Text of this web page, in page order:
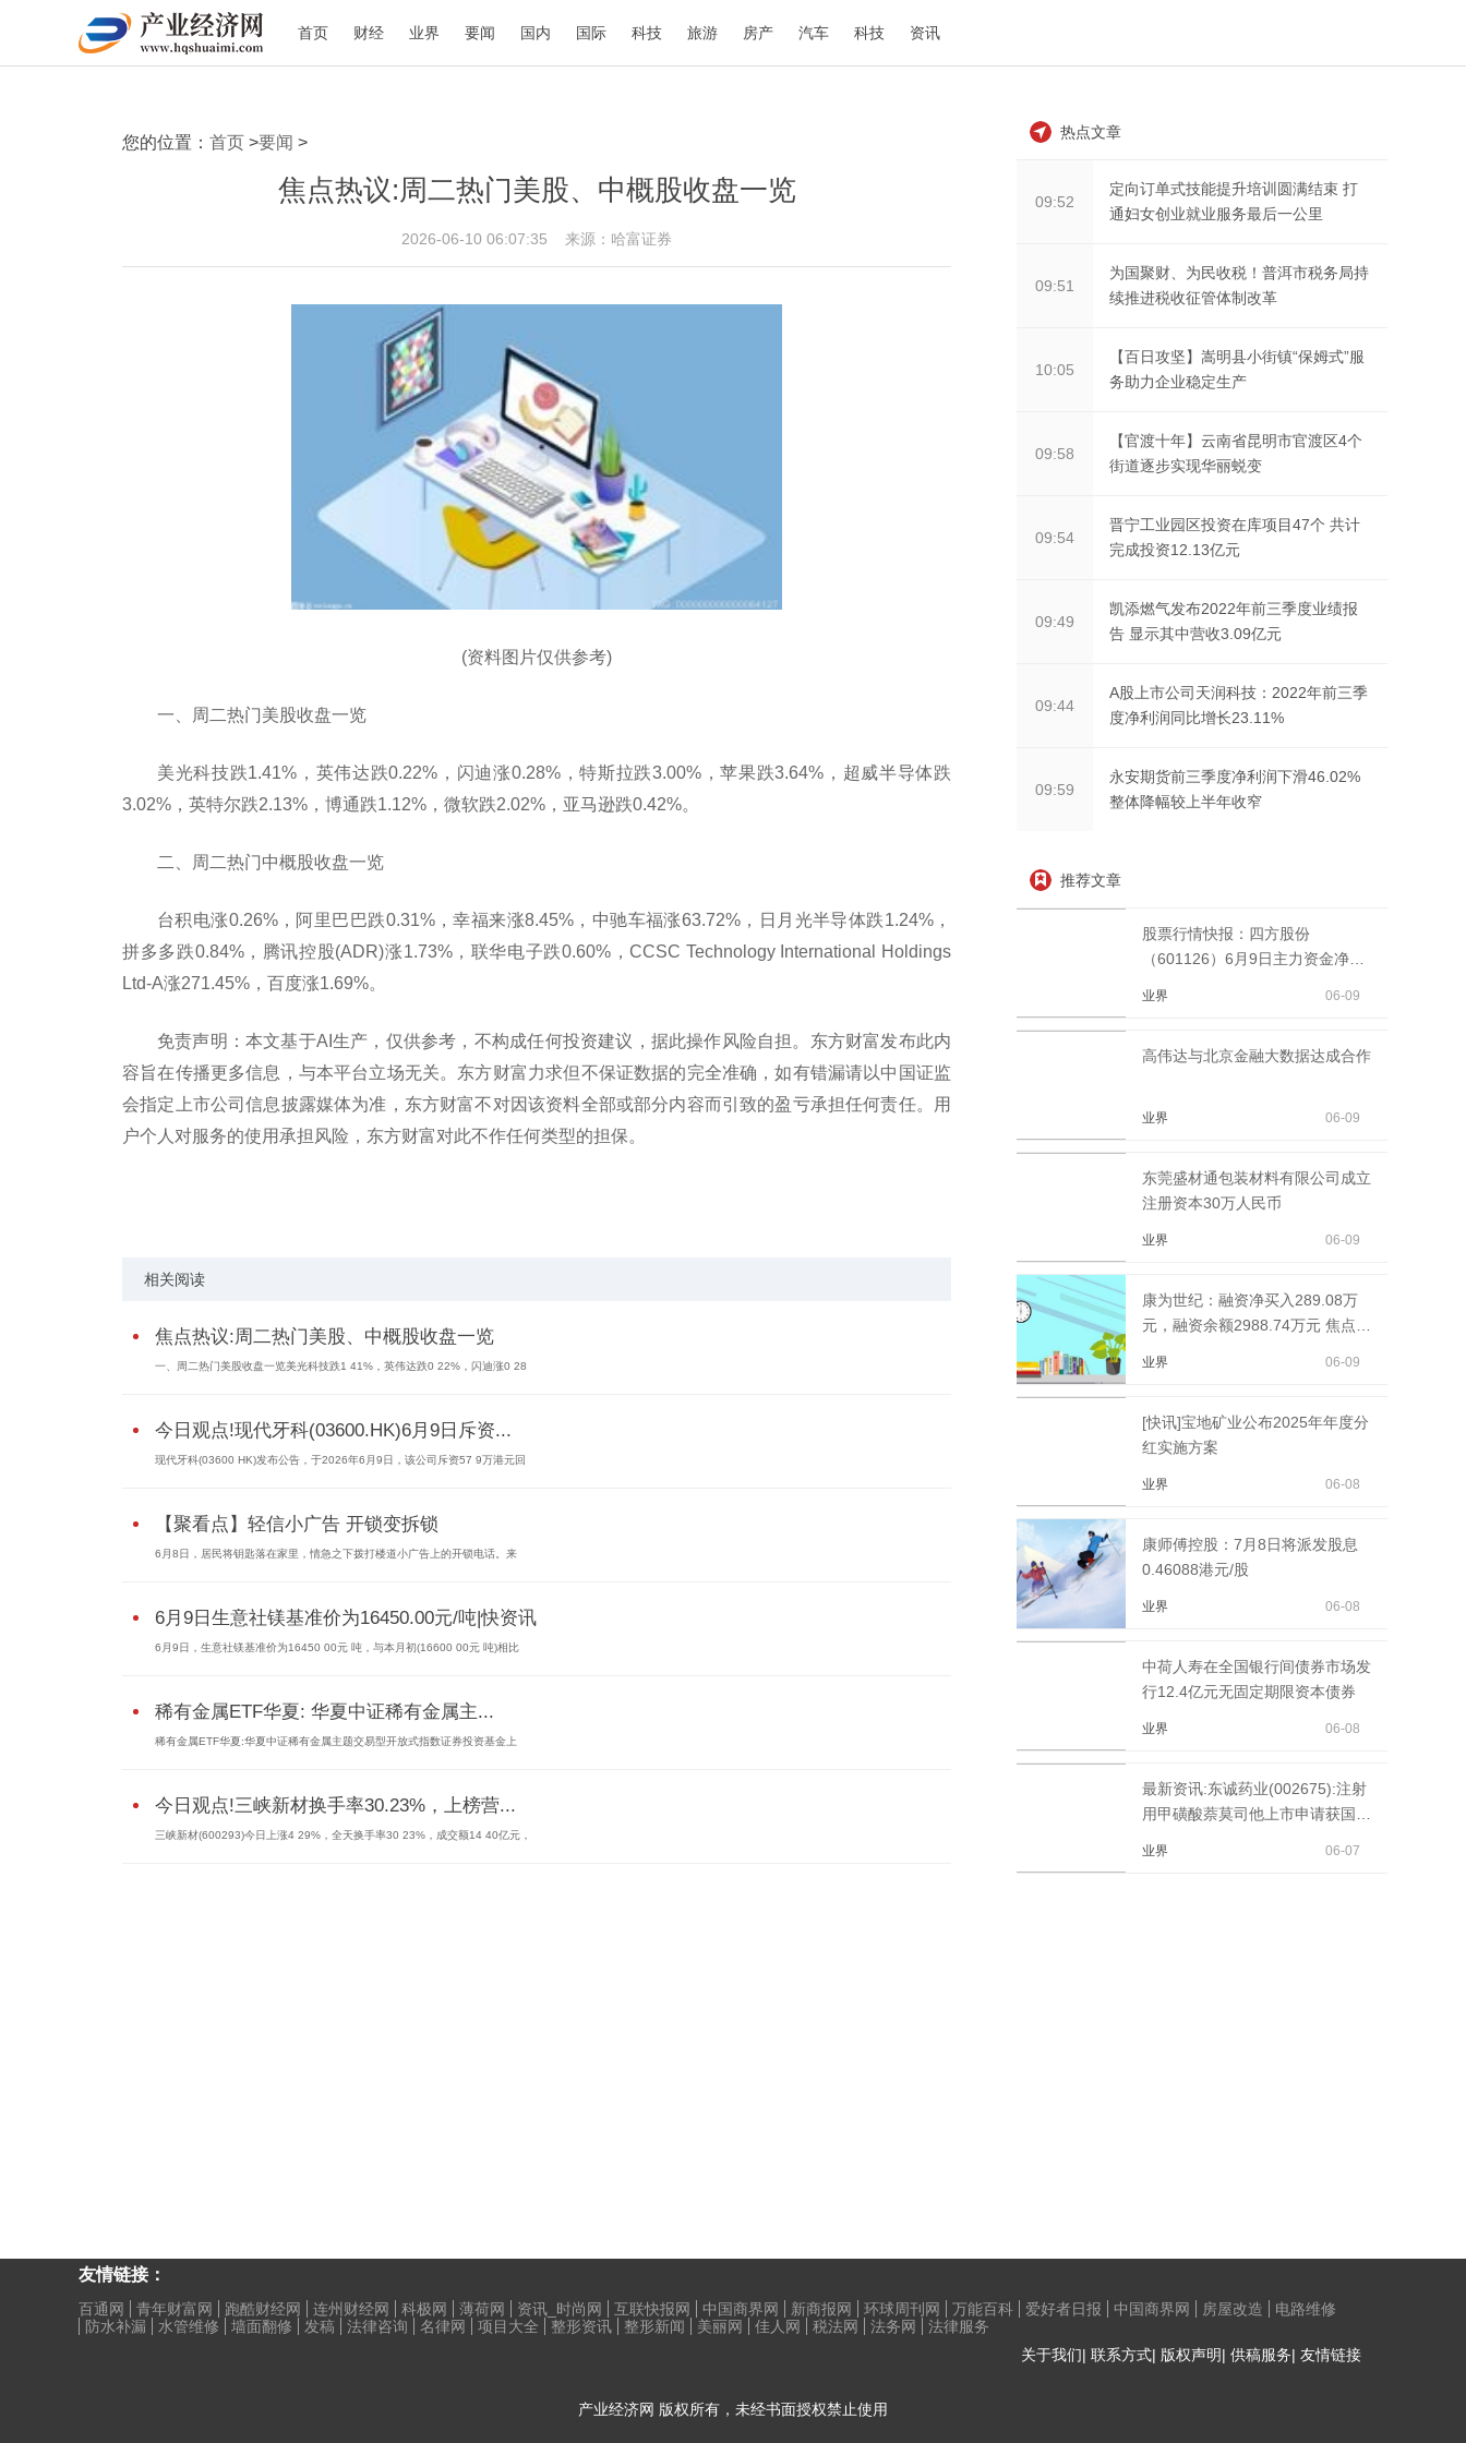
首页 财经 业界 要闻 国内 国际 科技 旅游 房产 汽车 科技 资讯
您的位置： 首页 >要闻 >
焦点热议:周二热门美股、中概股收盘一览
2026-06-10 06:07:35 来源：哈富证券
(资料图片仅供参考)
一、周二热门美股收盘一览
美光科技跌1.41%，英伟达跌0.22%，闪迪涨0.28%，特斯拉跌3.00%，苹果跌3.64%，超威半导体跌
3.02%，英特尔跌2.13%，博通跌1.12%，微软跌2.02%，亚马逊跌0.42%。
二、周二热门中概股收盘一览
台积电涨0.26%，阿里巴巴跌0.31%，幸福来涨8.45%，中驰车福涨63.72%，日月光半导体跌1.24%，
拼多多跌0.84%，腾讯控股(ADR)涨1.73%，联华电子跌0.60%，CCSC Technology International Holdings
Ltd-A涨271.45%，百度涨1.69%。
免责声明：本文基于AI生产，仅供参考，不构成任何投资建议，据此操作风险自担。东方财富发布此内
容旨在传播更多信息，与本平台立场无关。东方财富力求但不保证数据的完全准确，如有错漏请以中国证监
会指定上市公司信息披露媒体为准，东方财富不对因该资料全部或部分内容而引致的盈亏承担任何责任。用
户个人对服务的使用承担风险，东方财富对此不作任何类型的担保。
相关阅读
焦点热议:周二热门美股、中概股收盘一览
一、周二热门美股收盘一览美光科技跌1 41%，英伟达跌0 22%，闪迪涨0 28
今日观点!现代牙科(03600.HK)6月9日斥资...
现代牙科(03600 HK)发布公告，于2026年6月9日，该公司斥资57 9万港元回
【聚看点】轻信小广告 开锁变拆锁
6月8日，居民将钥匙落在家里，情急之下拨打楼道小广告上的开锁电话。来
6月9日生意社镁基准价为16450.00元/吨|快资讯
6月9日，生意社镁基准价为16450 00元 吨，与本月初(16600 00元 吨)相比
稀有金属ETF华夏: 华夏中证稀有金属主...
稀有金属ETF华夏:华夏中证稀有金属主题交易型开放式指数证券投资基金上
今日观点!三峡新材换手率30.23%，上榜营...
三峡新材(600293)今日上涨4 29%，全天换手率30 23%，成交额14 40亿元，
热点文章
09:52
定向订单式技能提升培训圆满结束 打
通妇女创业就业服务最后一公里
09:51
为国聚财、为民收税！普洱市税务局持
续推进税收征管体制改革
10:05
【百日攻坚】嵩明县小街镇“保姆式”服
务助力企业稳定生产
09:58
【官渡十年】云南省昆明市官渡区4个
街道逐步实现华丽蜕变
09:54
晋宁工业园区投资在库项目47个 共计
完成投资12.13亿元
09:49
凯添燃气发布2022年前三季度业绩报
告 显示其中营收3.09亿元
09:44
A股上市公司天润科技：2022年前三季
度净利润同比增长23.11%
09:59
永安期货前三季度净利润下滑46.02%
整体降幅较上半年收窄
推荐文章
股票行情快报：四方股份
（601126）6月9日主力资金净买
业界 06-09
高伟达与北京金融大数据达成合作
业界 06-09
东莞盛材通包装材料有限公司成立
注册资本30万人民币
业界 06-09
康为世纪：融资净买入289.08万
元，融资余额2988.74万元 焦点讯
业界 06-09
[快讯]宝地矿业公布2025年年度分
红实施方案
业界 06-08
康师傅控股：7月8日将派发股息
0.46088港元/股
业界 06-08
中荷人寿在全国银行间债券市场发
行12.4亿元无固定期限资本债券
业界 06-08
最新资讯:东诚药业(002675):注射
用甲磺酸萘莫司他上市申请获国家
业界 06-07
友情链接：
百通网 青年财富网 跑酷财经网 连州财经网 科极网 薄荷网 资讯_时尚网 互联快报网 中国商界网 新商报网 环球周刊网 万能百科 爱好者日报 中国商界网 房屋改造
电路维修
防水补漏
水管维修 墙面翻修 发稿 法律咨询 名律网 项目大全 整形资讯 整形新闻 美丽网 佳人网 税法网 法务网
法律服务
关于我们| 联系方式| 版权声明| 供稿服务| 友情链接
产业经济网 版权所有，未经书面授权禁止使用